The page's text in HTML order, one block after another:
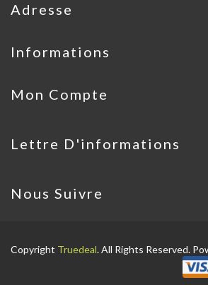
Adresse
Informations
Mon Compte
Lettre D'informations
Nous Suivre
Copyright Truedeal. All Rights Reserved.